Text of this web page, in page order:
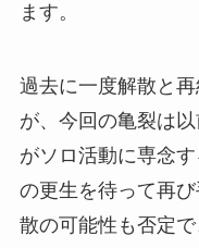
ます。
過去に一度解散と
が、今回の亀裂は
がソロ活動に専念
の更生を待って再
散の可能性も否定